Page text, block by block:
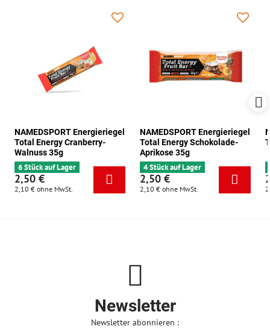
NAMEDSPORT Energieriegel
Total Energy Cranberry-
Walnuss 35g
6 Stück auf Lager
2,50 €
2,10 € ohne MwSt.
NAMEDSPORT Energieriegel
Total Energy Schokolade-
Aprikose 35g
4 Stück auf Lager
2,50 €
2,10 € ohne MwSt.
Newsletter
Newsletter abonnieren :